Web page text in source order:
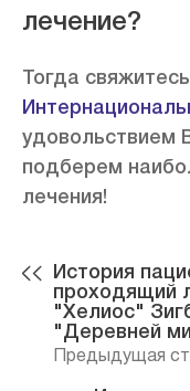
лечение?
Тогда
удовольствием
подберем
лечения!
История
проходящий
"Хелиос"
"Деревней
Предыдущая